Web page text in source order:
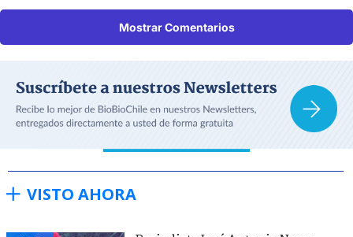
Mostrar Comentarios
VISTO AHORA